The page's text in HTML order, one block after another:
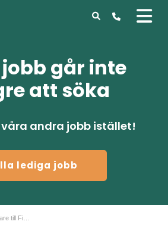
går inte
att söka
våra andra jobb istället!
lediga jobb